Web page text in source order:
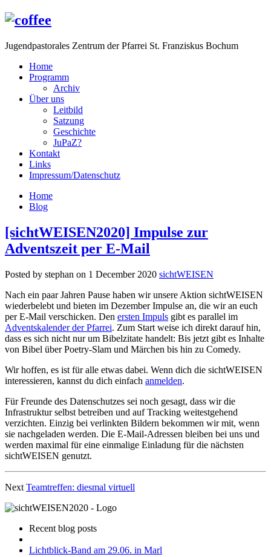
Jugendpastorales Zentrum der Pfarrei St. Franziskus Bochum
Home
Programm
Archiv
Über uns
Leitbild
Satzung
Geschichte
JuPaZ?
Kontakt
Links
Impressum/Datenschutz
Home
Blog
[sichtWEISEN2020] Impulse zur
Adventszeit per E-Mail
Posted by stephan on 1 December 2020 sichtWEISEN
Nach ein paar Jahren Pause haben wir unsere Aktion sichtWEISEN
wiederbelebt und bieten im Dezember Impulse an, die wir an euch
per E-Mail verschicken. Den ersten Impuls gibt es parallel im
Adventskalender der Pfarrei. Zum Start weise ich direkt darauf hin,
dass es sich nicht nur um Bibelzitate handelt: Bis jetzt gibt es Inhalte
von Bibel über Poetry-Slam und Märchen bis hin zu Comedy.
Wir hoffen, es ist für alle etwas dabei. Wenn dich die sichtWEISEN
interessieren, kannst du dich einfach anmelden.
Für Freunde des Datenschutzes sei noch gesagt, dass wir die
Infrastruktur selbst betreiben und auf Tracking weitestgehend
verzichten. Einzig bei verlinkten Bildern bekommen wir mit, wenn
sie nachgeladen werden. Die E-Mail-Adressen bleiben bei uns und
werden maximal für eine einmalige Einladung für die nächsten
sichtWEISEN genutzt.
Next Teamtreffen: diesmal virtuell
Recent blog posts
Lichtblick-Band am 29.06. in Marl